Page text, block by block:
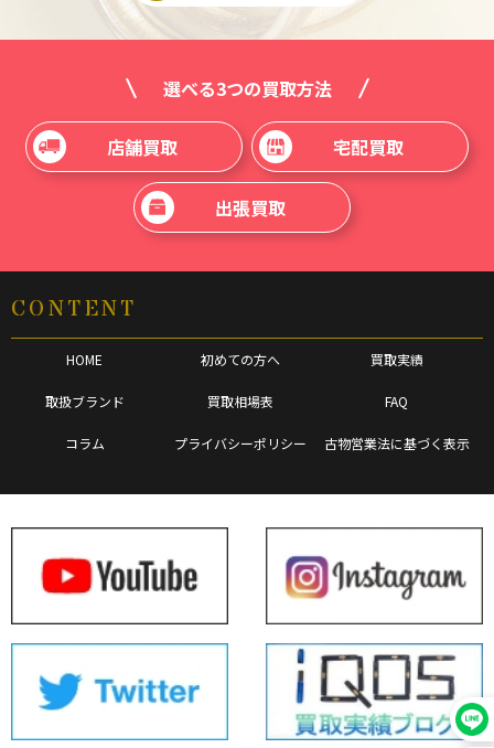
選べる3つの買取方法
店舗買取 宅配買取
出張買取
CONTENT
HOME 初めての方へ 買取実績
取扱ブランド 買取相場表 FAQ
コラム プライバシーポリシー 古物営業法に基づく表示